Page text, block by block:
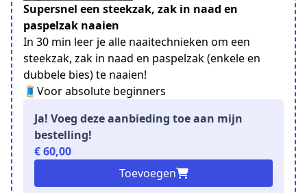
Supersnel een steekzak, zak in naad en
paspelzak naaien
In 30 min leer je alle naaitechnieken om een
steekzak, zak in naad en paspelzak (enkele en
dubbele bies) te naaien!
🧵Voor absolute beginners
Ja! Voeg deze aanbieding toe aan mijn
bestelling!
€ 60,00
Toevoegen